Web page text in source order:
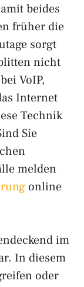
beides
früher die
sorgt
nicht
VoIP,
Internet
Technik
Sie
melden
online
im
In diesem
oder